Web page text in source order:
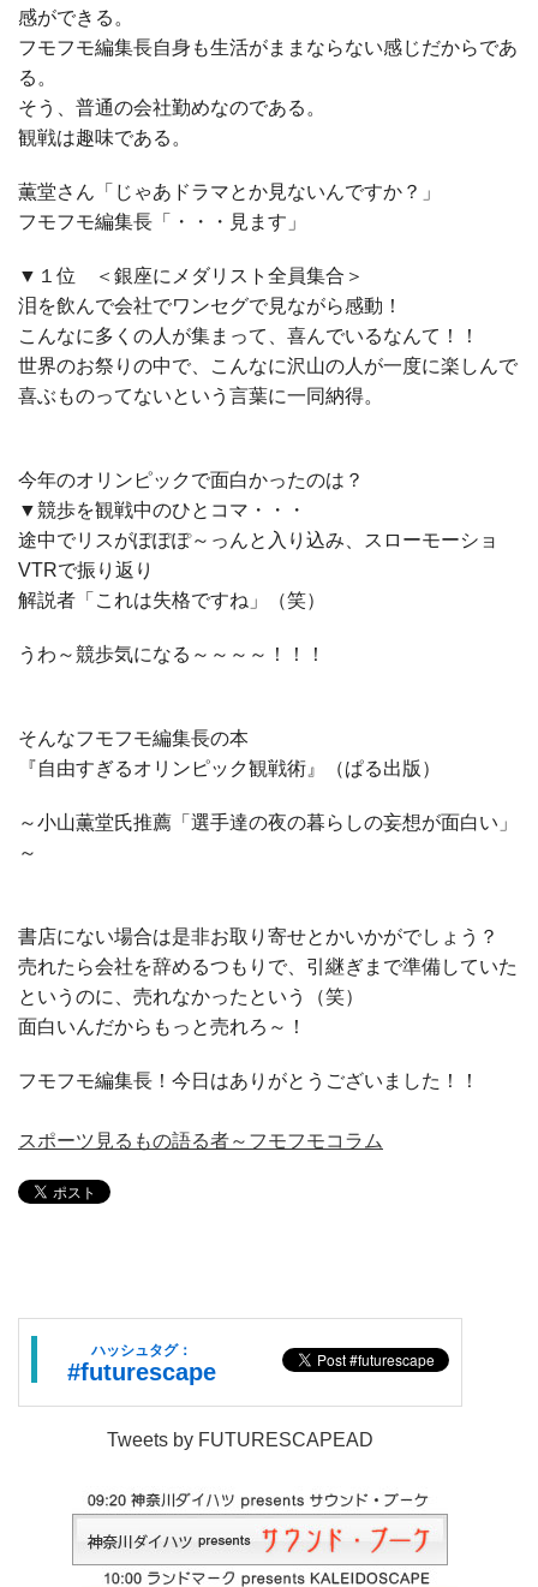
感ができる。
フモフモ編集長自身も生活がままならない感じだからであ
る。
そう、普通の会社勤めなのである。
観戦は趣味である。
薫堂さん「じゃあドラマとか見ないんですか？」
フモフモ編集長「・・・見ます」
▼１位 ＜銀座にメダリスト全員集合＞
泪を飲んで会社でワンセグで見ながら感動！
こんなに多くの人が集まって、喜んでいるなんて！！
世界のお祭りの中で、こんなに沢山の人が一度に楽しんで
喜ぶものってないという言葉に一同納得。
今年のオリンピックで面白かったのは？
▼競歩を観戦中のひとコマ・・・
途中でリスがぽぽぽ～っんと入り込み、スローモーショ
VTRで振り返り
解説者「これは失格ですね」（笑）
うわ～競歩気になる～～～～！！！
そんなフモフモ編集長の本
『自由すぎるオリンピック観戦術』（ぱる出版）
～小山薫堂氏推薦「選手達の夜の暮らしの妄想が面白い」
～
書店にない場合は是非お取り寄せとかいかがでしょう？
売れたら会社を辞めるつもりで、引継ぎまで準備していた
というのに、売れなかったという（笑）
面白いんだからもっと売れろ～！
フモフモ編集長！今日はありがとうございました！！
スポーツ見るもの語る者～フモフモコラム
ハッシュタグ：
#futurescape
Tweets by FUTURESCAPEAD